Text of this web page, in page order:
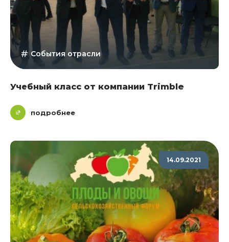
События отрасли
Учебный класс от компании Trimble
подробнее
14.09.2021